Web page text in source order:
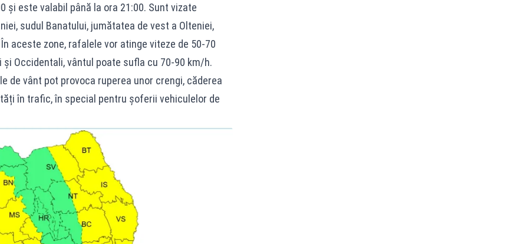
și este valabil până la ora 21:00. Sunt vizate
sudul Banatului, jumătatea de vest a Olteniei,
aceste zone, rafalele vor atinge viteze de 50-70
Occidentali, vântul poate sufla cu 70-90 km/h.
de vânt pot provoca ruperea unor crengi, căderea
în trafic, în special pentru șoferii vehiculelor de